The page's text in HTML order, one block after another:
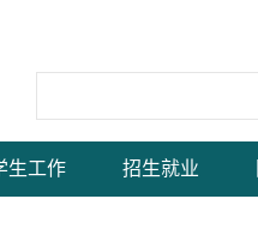
生工作 招生就业